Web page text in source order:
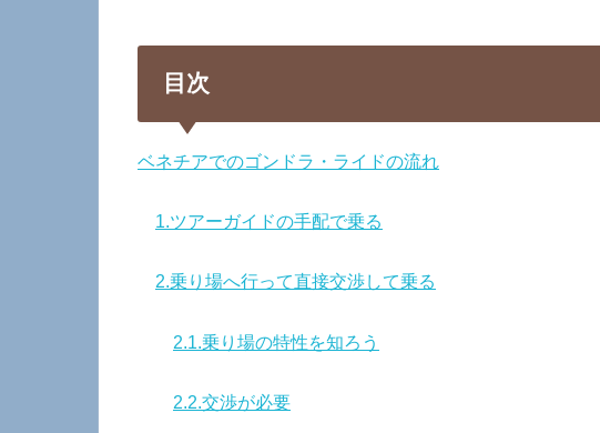
目次
ベネチアでのゴンドラ・ライドの流れ
1.ツアーガイドの手配で乗る
2.乗り場へ行って直接交渉して乗る
2.1.乗り場の特性を知ろう
2.2.交渉が必要